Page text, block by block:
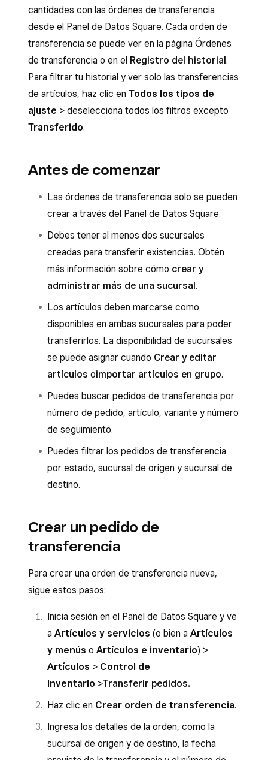
cantidades con las órdenes de transferencia
desde el Panel de Datos Square. Cada orden de
transferencia se puede ver en la página Órdenes
de transferencia o en el Registro del historial.
Para filtrar tu historial y ver solo las transferencias
de artículos, haz clic en Todos los tipos de
ajuste > deselecciona todos los filtros excepto
Transferido.
Antes de comenzar
Las órdenes de transferencia solo se pueden
crear a través del Panel de Datos Square.
Debes tener al menos dos sucursales
creadas para transferir existencias. Obtén
más información sobre cómo crear y
administrar más de una sucursal.
Los artículos deben marcarse como
disponibles en ambas sucursales para poder
transferirlos. La disponibilidad de sucursales
se puede asignar cuando Crear y editar
artículos oimportar artículos en grupo.
Puedes buscar pedidos de transferencia por
número de pedido, artículo, variante y número
de seguimiento.
Puedes filtrar los pedidos de transferencia
por estado, sucursal de origen y sucursal de
destino.
Crear un pedido de
transferencia
Para crear una orden de transferencia nueva,
sigue estos pasos:
Inicia sesión en el Panel de Datos Square y ve
a Artículos y servicios (o bien a Artículos
y menús o Artículos e inventario) >
Artículos > Control de
inventario >Transferir pedidos.
Haz clic en Crear orden de transferencia.
Ingresa los detalles de la orden, como la
sucursal de origen y de destino, la fecha